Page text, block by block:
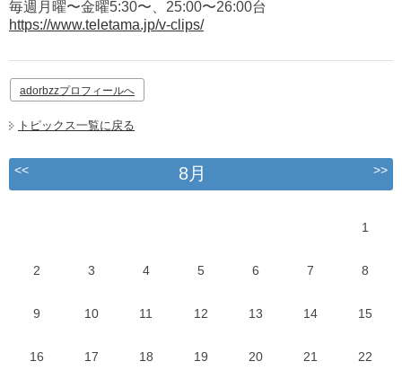
毎週月曜〜金曜5:30〜、25:00〜26:00台
https://www.teletama.jp/v-clips/
adorbzzプロフィールへ
トピックス一覧に戻る
<< 8月 >>
1
2 3 4 5 6 7 8
9 10 11 12 13 14 15
16 17 18 19 20 21 22